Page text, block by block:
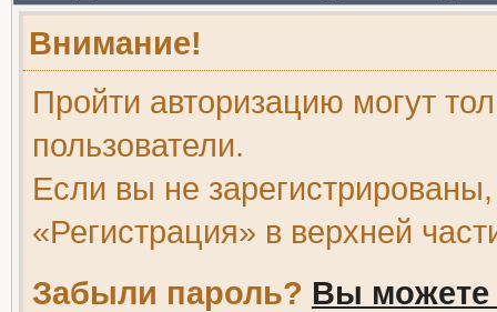
Внимание!
Пройти авторизацию могут
пользователи.
Если вы не
«Регистрация» в верхней
Забыли пароль? Вы можете